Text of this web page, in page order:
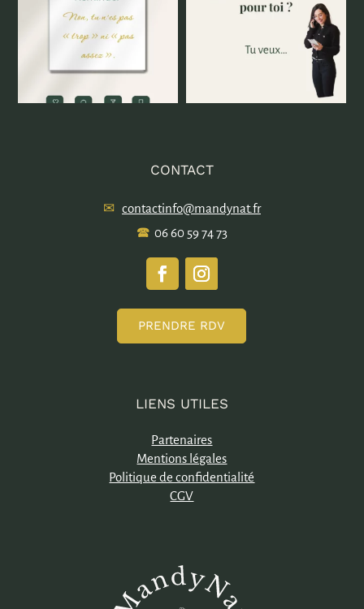
CONTACT
✉ contactinfo@mandynat.fr
🕿 06 60 59 74 73
PRENDRE RDV
LIENS UTILES
Partenaires
Mentions légales
Politique de confidentialité
CGV